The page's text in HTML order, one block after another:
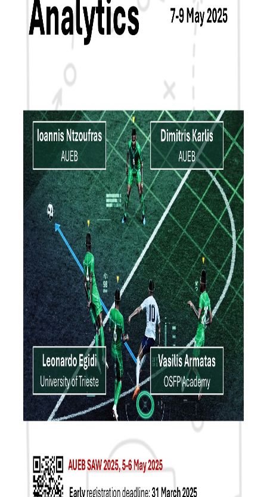
ΕΡΓΑΣΤΗΡΙΟ ΣΤΑΤΙΣΤΙΚΗΣ ΜΕΘΟΔΟΛΟΓΙΑΣ
ΕΡΓΑΣΤΗΡΙΟ ΥΠΟΛΟΓΙΣΤΙΚΗΣ ΚΑΙ
ΜΠΕΫΖΙΑΝΗΣ ΣΤΑΤΙΣΤΙΚΗΣ
ΜΟΝΤΕΛΟΠΟΙΗΣΗΣ ΚΑΙ ΕΦΑΡΜΟΓΩΝ
ΥΠΗΡΕΣΙΑ ΣΥΜΒΟΥΛΟΥ ΨΥΧΙΚΗΣ ΥΓΕΙΑΣ
CALENDARS
EVENT CALENDAR
CALENDAR ΕΡΓΑΣΤΗΡΙΟΥ ΑΝΤΩΝΙΑΔΟΥ
SOCIAL MEDIA
ΣΧΟΛΗ ΕΠΙΣΤΗΜΩΝ ΚΑΙ ΤΕΧΝΟΛΟΓΙΑΣ ΤΗΣ
ΠΛΗΡΟΦΟΡΙΑΣ
ΑΝΘΡΩΠΙΝΟ ΔΥΝΑΜΙΚΟ
ΜΕΛΗ ΔΕΠ
ΕΡΓΑΣΤΗΡΙΑΚΟ ΔΙΔΑΚΤΙΚΟ ΠΡΟΣΩΠΙΚΟ
(Ε.ΔΙ.Π.)
ΕΙΔΙΚΟ ΤΕΧΝΙΚΟ ΕΡΓΑΣΤΗΡΙΑΚΟ ΠΡΟΣΩΠΙΚΟ
(Ε.Τ.Ε.Π)
ΔΙΟΙΚΗΤΙΚΟ ΠΡΟΣΩΠΙΚΟ
ΜΕΤΑΔΙΔΑΚΤΟΡΕΣ
ΕΠΙΤΙΜΟΙ ΔΙΔΑΚΤΟΡΕΣ
ΜΗΤΡΩΑ ΤΜΗΜΑΤΟΣ
ΑΠΟΧΩΡΗΣΑΝΤΕΣ ΚΑΘΗΓΗΤΕΣ